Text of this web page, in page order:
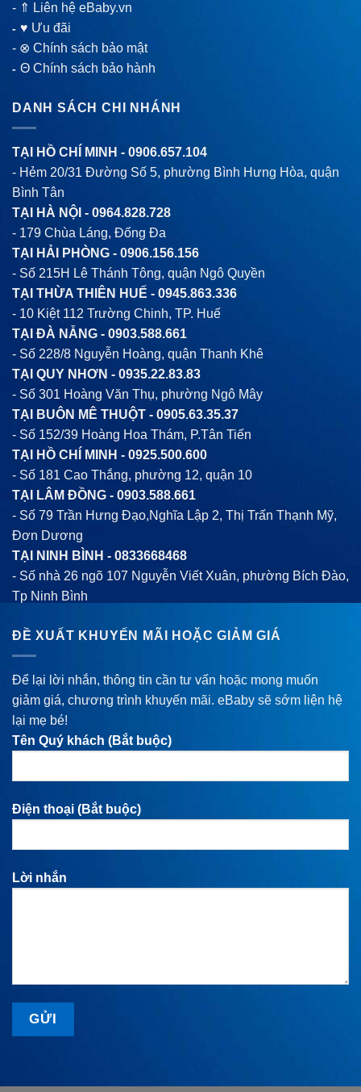
- ⇑ Liên hệ eBaby.vn
-♥ Ưu đãi
- ⊗ Chính sách bảo mật
-Θ Chính sách bảo hành
DANH SÁCH CHI NHÁNH
TẠI HỒ CHÍ MINH - 0906.657.104
- Hẻm 20/31 Đường Số 5, phường Bình Hưng Hòa, quận
Bình Tân
TẠI HÀ NỘI - 0964.828.728
- 179 Chùa Láng, Đống Đa
TẠI HẢI PHÒNG - 0906.156.156
- Số 215H Lê Thánh Tông, quận Ngô Quyền
TẠI THỪA THIÊN HUẾ - 0945.863.336
- 10 Kiệt 112 Trường Chinh, TP. Huế
TẠI ĐÀ NẴNG - 0903.588.661
- Số 228/8 Nguyễn Hoàng, quận Thanh Khê
TẠI QUY NHƠN - 0935.22.83.83
- Số 301 Hoàng Văn Thụ, phường Ngô Mây
TẠI BUÔN MÊ THUỘT - 0905.63.35.37
- Số 152/39 Hoàng Hoa Thám, P.Tân Tiến
TẠI HỒ CHÍ MINH - 0925.500.600
- Số 181 Cao Thắng, phường 12, quận 10
TẠI LÂM ĐỒNG - 0903.588.661
- Số 79 Trần Hưng Đạo,Nghĩa Lập 2, Thị Trấn Thạnh Mỹ,
Đơn Dương
TẠI NINH BÌNH - 0833668468
- Số nhà 26 ngõ 107 Nguyễn Viết Xuân, phường Bích Đào,
Tp Ninh Bình
ĐỀ XUẤT KHUYẾN MÃI HOẶC GIẢM GIÁ
Để lại lời nhắn, thông tin cần tư vấn hoặc mong muốn
giảm giá, chương trình khuyến mãi. eBaby sẽ sớm liện hệ
lại mẹ bé!
Tên Quý khách (Bắt buộc)
Điện thoại (Bắt buộc)
Lời nhắn